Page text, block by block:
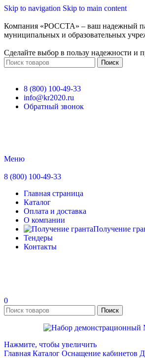
Skip to navigation Skip to main content
Компания «РОССТА» – ваш надежный
муниципальных и образовательных
Сделайте выбор в пользу надежности и
Поиск
8 (800) 100-49-33
info@kr2020.ru
Обратный звонок
Меню
8 (800) 100-49-33
Главная страница
Каталог
Оплата и доставка
О компании
Получение
Тендеры
Контакты
0
Поиск
Нажмите, чтобы увеличить
Главная Каталог Оснащение кабинетов